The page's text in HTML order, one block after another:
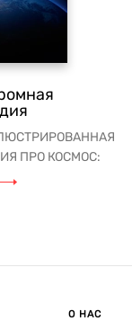
ПРО КОСМОС:
ВСЕЛЕННОЙ! Что
О НАС